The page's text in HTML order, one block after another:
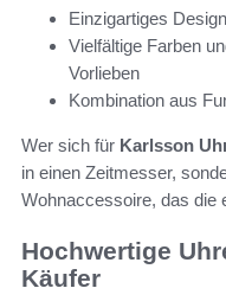
Einzigartiges
Vielfältige Farben
Vorlieben
Kombination aus
Wer sich für Karlsson
in einen Zeitmesser,
Wohnaccessoire, das die
Hochwertige
Käufer